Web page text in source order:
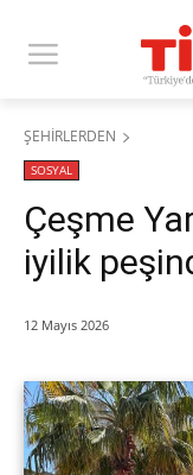
ŞEHİRLERDEN
SOSYAL
Çeşme
iyilik
12 Mayıs 2026